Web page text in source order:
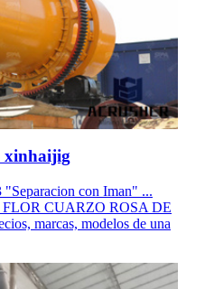
xinhaijig
con Iman" ...
CUARZO ROSA DE
marcas, modelos de una